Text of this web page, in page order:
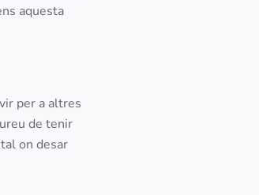
aquesta
per a altres
de tenir
on desar